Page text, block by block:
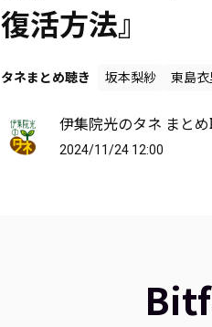
復活方法』
タネまとめ聴き 坂本梨紗 東島衣
伊集院光のタネ まとめ
2024/11/24 12:00